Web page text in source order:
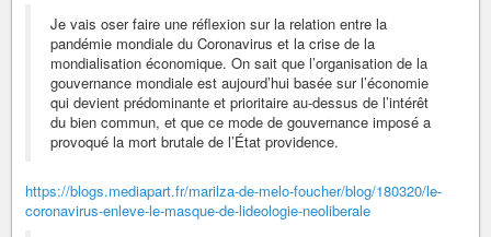
Je vais oser faire une réflexion sur la relation entre la
pandémie mondiale du Coronavirus et la crise de la
mondialisation économique. On sait que l’organisation de la
gouvernance mondiale est aujourd’hui basée sur l’économie
qui devient prédominante et prioritaire au-dessus de l’intérêt
du bien commun, et que ce mode de gouvernance imposé a
provoqué la mort brutale de l’État providence.
https://blogs.mediapart.fr/marilza-de-melo-foucher/blog/180320/le-
coronavirus-enleve-le-masque-de-lideologie-neoliberale